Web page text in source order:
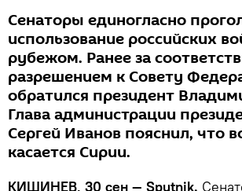
Сенаторы единогласно
использование российских
рубежом. Ранее за
разрешением к Совету
обратился президент
Глава администрации
Сергей Иванов пояснил, что
касается Сирии.
КИШИНЕВ, 30 сен — Sputnik.